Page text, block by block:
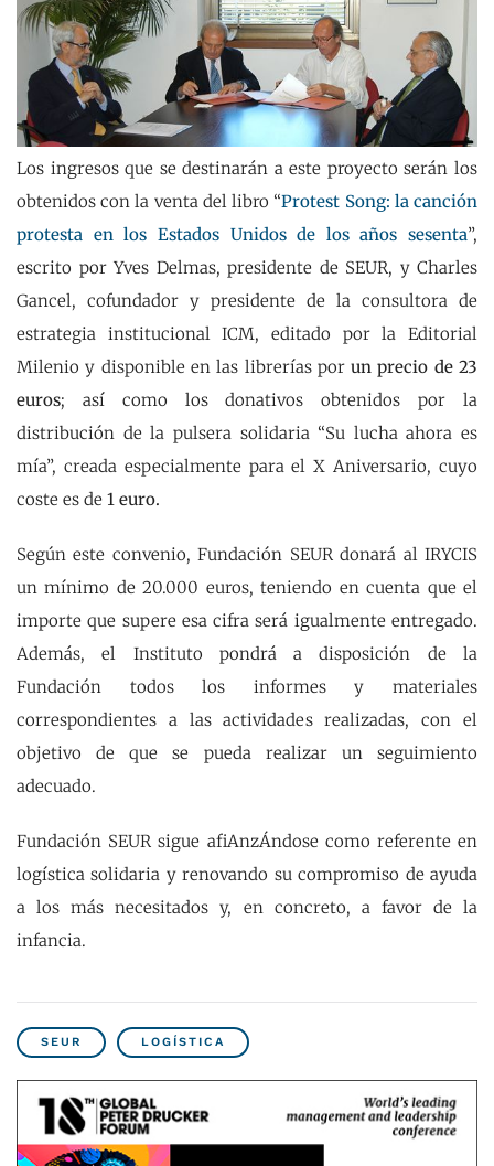
Los ingresos que se destinarán a este proyecto serán los
obtenidos con la venta del libro “Protest Song: la canción
protesta en los Estados Unidos de los años sesenta”,
escrito por Yves Delmas, presidente de SEUR, y Charles
Gancel, cofundador y presidente de la consultora de
estrategia institucional ICM, editado por la Editorial
Milenio y disponible en las librerías porun precio de 23
euros; así como los donativos obtenidos por la
distribución de la pulsera solidaria “Su lucha ahora es
mía”, creada especialmente para el X Aniversario, cuyo
coste es de 1 euro.
Según este convenio, Fundación SEUR donará al IRYCIS
un mínimo de 20.000 euros, teniendo en cuenta que el
importe que supere esa cifra será igualmente entregado.
Además, el Instituto pondrá a disposición de la
Fundación todos los informes y materiales
correspondientes a las actividades realizadas, con el
objetivo de que se pueda realizar un seguimiento
adecuado.
Fundación SEUR sigue afiAnzÁndose como referente en
logística solidaria y renovando su compromiso de ayuda
a los más necesitados y, en concreto, a favor de la
infancia.
SEUR LOGÍSTICA